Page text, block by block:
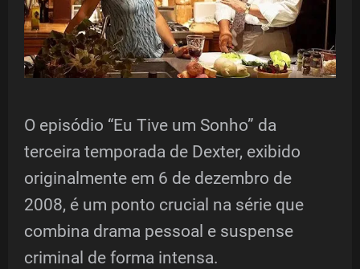
O episódio “Eu Tive um Sonho” da
terceira temporada de Dexter, exibido
originalmente em 6 de dezembro de
2008, é um ponto crucial na série que
combina drama pessoal e suspense
criminal de forma intensa.